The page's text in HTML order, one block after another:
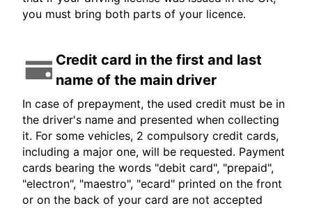
you must bring both parts of your licence.
Credit card in the first and last
name of the main driver
In case of prepayment, the used credit must be in
the driver's name and presented when collecting
it. For some vehicles, 2 compulsory credit cards,
including a major one, will be requested. Payment
cards bearing the words "debit card", "prepaid",
"electron", "maestro", "ecard" printed on the front
or on the back of your card are not accepted